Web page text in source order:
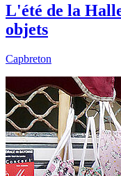
L'été de la
objets
Capbreton